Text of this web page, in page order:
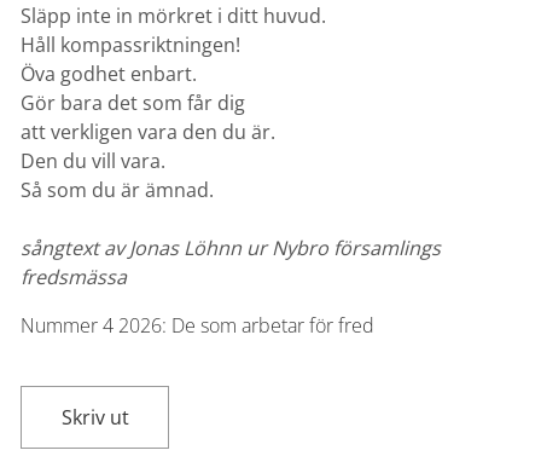
Släpp inte in mörkret i ditt huvud.
Håll kompassriktningen!
Öva godhet enbart.
Gör bara det som får dig
att verkligen vara den du är.
Den du vill vara.
Så som du är ämnad.
sångtext av Jonas Löhnn ur Nybro församlings
fredsmässa
Nummer 4 2026: De som arbetar för fred
Skriv ut